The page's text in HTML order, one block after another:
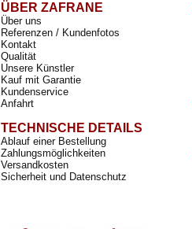
ÜBER ZAFRANE
Über uns
Referenzen / Kundenfotos
Kontakt
Qualität
Unsere Künstler
Kauf mit Garantie
Kundenservice
Anfahrt
TECHNISCHE DETAILS
Ablauf einer Bestellung
Zahlungsmöglichkeiten
Versandkosten
Sicherheit und Datenschutz